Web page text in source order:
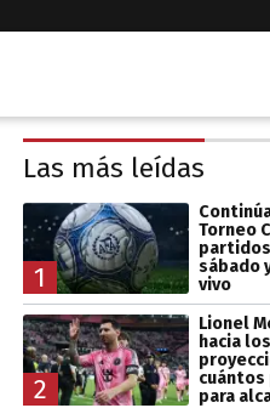
Las más leídas
1
Torneo
sábado
vivo
2
Lionel
hacia
para